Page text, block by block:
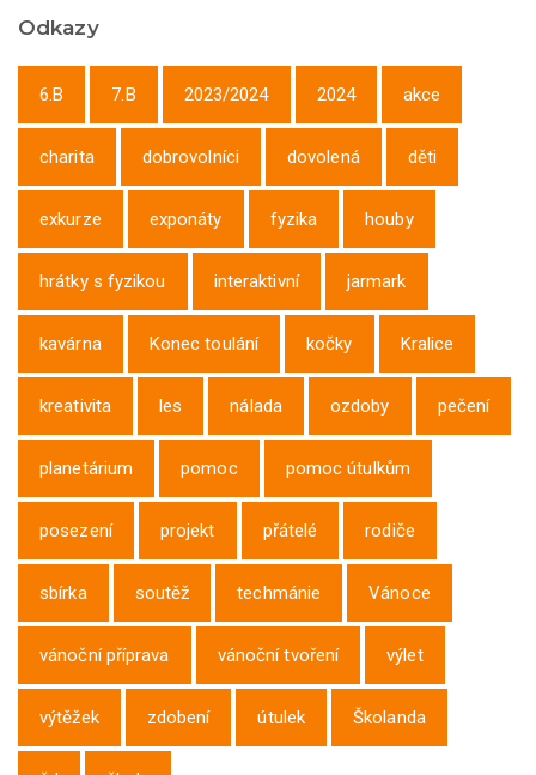
Odkazy
6.B 7.B 2023/2024 2024 akce
charita dobrovolníci dovolená děti
exkurze exponáty fyzika houby
hrátky s fyzikou interaktivní jarmark
kavárna Konec toulání kočky Kralice
kreativita les nálada ozdoby pečení
planetárium pomoc pomoc útulkům
posezení projekt přátelé rodiče
sbírka soutěž techmánie Vánoce
vánoční příprava vánoční tvoření výlet
výtěžek zdobení útulek Školanda